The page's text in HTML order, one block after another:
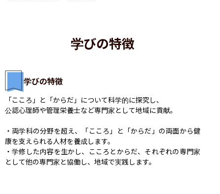
学びの特徴
学びの特徴
「こころ」と「からだ」について科学的に探究し、
公認心理師や管理栄養士など専門家として地域に貢献。
・両学科の分野を超え、「こころ」と「からだ」の両面から健
康を支えられる人材を養成します。
・学修した内容を生かし、こころとからだ、それぞれの専門家
として他の専門家と協働し、地域で実践します。